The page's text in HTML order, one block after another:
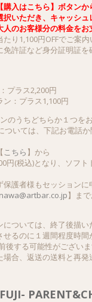
購入はこちら】ボタン
いただき、キャッシュ
人のお客様分の料金を
り1,100円OFFでご案内
許証など身分証明証を
プラス2,200円
：プラス1,100円
のうちどちらか１つをお
いては、下記お電話
こちら 】から
円(税込)となり、ソフ
護者様もセッション
】ま
については、終了後描
せるのに１週間程度時
後する可能性がござい
合、返送の送料と再